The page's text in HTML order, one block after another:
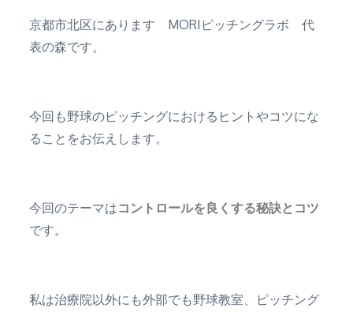
京都市北区にあります MORIピッチングラボ 代
表の森です。
今回も野球のピッチングにおけるヒントやコツにな
ることをお伝えします。
今回のテーマはコントロールを良くする秘訣と コツ
です。
私は治療院以外にも外部でも野球教室、ピッチング